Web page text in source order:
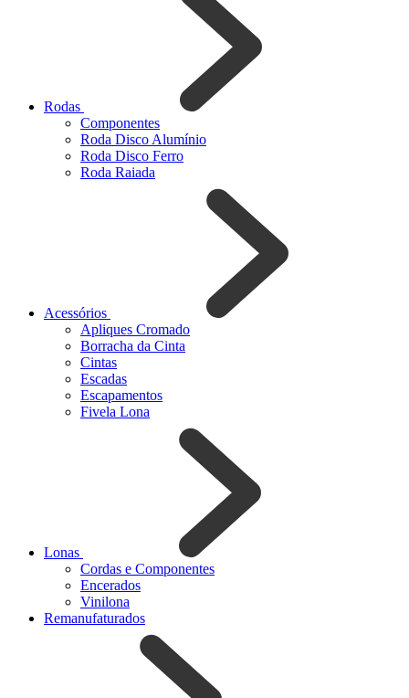
Rodas
Componentes
Roda Disco Alumínio
Roda Disco Ferro
Roda Raiada
Acessórios
Apliques Cromado
Borracha da Cinta
Cintas
Escadas
Escapamentos
Fivela Lona
Lonas
Cordas e Componentes
Encerados
Vinilona
Remanufaturados